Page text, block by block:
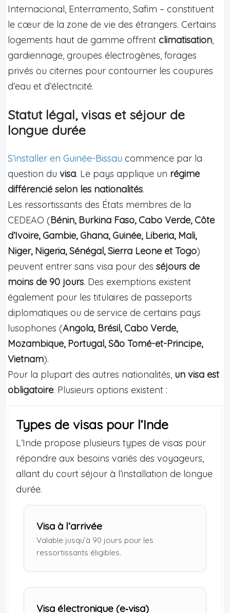
Internacional, Enterramento, Safim – constituent
le cœur de la zone de vie des étrangers. Certains
logements haut de gamme offrent climatisation,
gardiennage, groupes électrogènes, forages
privés ou citernes pour contourner les coupures
d’eau et d’électricité.
Statut légal, visas et séjour de
longue durée
S’installer en Guinée-Bissau commence par la
question du visa. Le pays applique un régime
différencié selon les nationalités.
Les ressortissants des États membres de la
CEDEAO (Bénin, Burkina Faso, Cabo Verde, Côte
d’Ivoire, Gambie, Ghana, Guinée, Liberia, Mali,
Niger, Nigeria, Sénégal, Sierra Leone et Togo)
peuvent entrer sans visa pour des séjours de
moins de 90 jours. Des exemptions existent
également pour les titulaires de passeports
diplomatiques ou de service de certains pays
lusophones (Angola, Brésil, Cabo Verde,
Mozambique, Portugal, São Tomé-et-Principe,
Vietnam).
Pour la plupart des autres nationalités, un visa est
obligatoire. Plusieurs options existent :
Types de visas pour l’Inde
L’Inde propose plusieurs types de visas pour
répondre aux besoins variés des voyageurs,
allant du court séjour à l’installation de longue
durée.
Visa à l’arrivée
Valable jusqu’à 90 jours pour les
ressortissants éligibles.
Visa électronique (e‑visa)